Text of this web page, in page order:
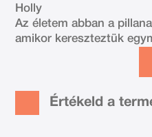
Holly
Az életem abban a
amikor kereszteztük
Értékeld a